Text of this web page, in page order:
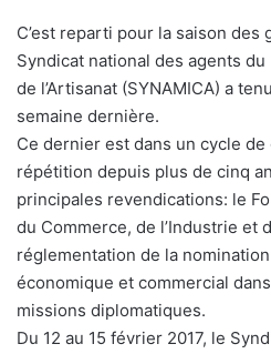
C’est reparti pour la saison des
Syndicat national des agents
de l’Artisanat (SYNAMICA) a
semaine dernière.
Ce dernier est dans un cycle
répétition depuis plus de cinq
principales revendications: le
du Commerce, de l’Industrie et
réglementation de la
économique et commercial
missions diplomatiques.
Du 12 au 15 février 2017, le